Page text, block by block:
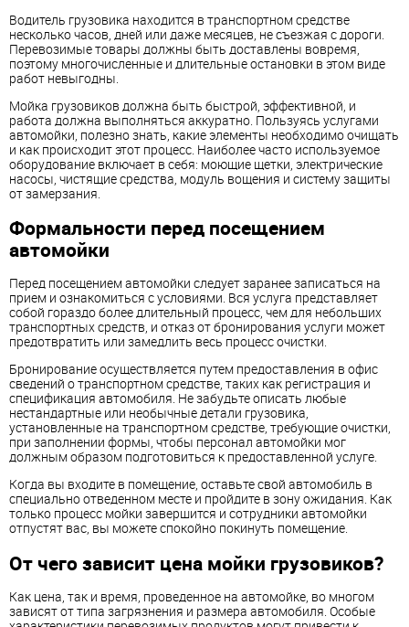
Водитель грузовика находится в транспортном средстве
несколько часов, дней или даже месяцев, не съезжая с дороги.
Перевозимые товары должны быть доставлены вовремя,
поэтому многочисленные и длительные остановки в этом виде
работ невыгодны.
Мойка грузовиков должна быть быстрой, эффективной, и
работа должна выполняться аккуратно. Пользуясь услугами
автомойки, полезно знать, какие элементы необходимо очищать
и как происходит этот процесс. Наиболее часто используемое
оборудование включает в себя: моющие щетки, электрические
насосы, чистящие средства, модуль вощения и систему защиты
от замерзания.
Формальности перед посещением
автомойки
Перед посещением автомойки следует заранее записаться на
прием и ознакомиться с условиями. Вся услуга представляет
собой гораздо более длительный процесс, чем для небольших
транспортных средств, и отказ от бронирования услуги может
предотвратить или замедлить весь процесс очистки.
Бронирование осуществляется путем предоставления в офис
сведений о транспортном средстве, таких как регистрация и
спецификация автомобиля. Не забудьте описать любые
нестандартные или необычные детали грузовика,
установленные на транспортном средстве, требующие очистки,
при заполнении формы, чтобы персонал автомойки мог
должным образом подготовиться к предоставленной услуге.
Когда вы входите в помещение, оставьте свой автомобиль в
специально отведенном месте и пройдите в зону ожидания. Как
только процесс мойки завершится и сотрудники автомойки
отпустят вас, вы можете спокойно покинуть помещение.
От чего зависит цена мойки грузовиков?
Как цена, так и время, проведенное на автомойке, во многом
зависят от типа загрязнения и размера автомобиля. Особые